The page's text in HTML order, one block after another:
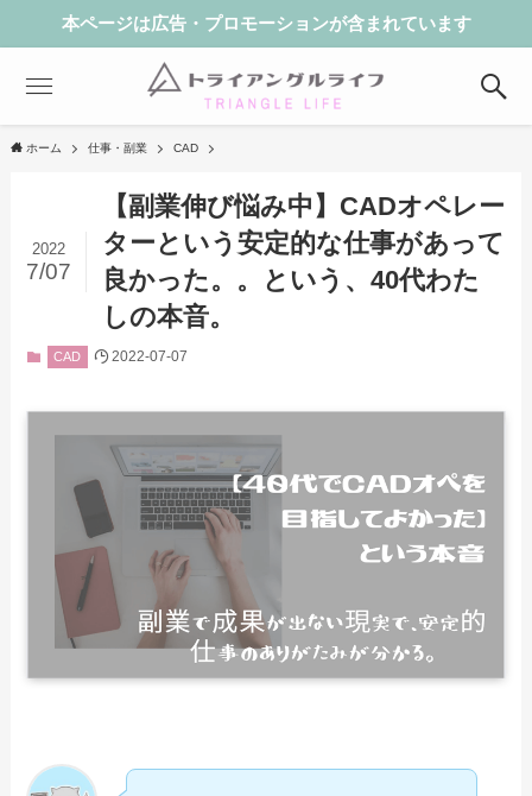
本ページは広告・プロモーションが含まれています
ホーム 仕事・副業 CAD
【副業伸び悩み中】CADオペレー
ターという安定的な仕事があって
良かった。。という、40代わた
しの本音。
2022
7/07
CAD 2022-07-07